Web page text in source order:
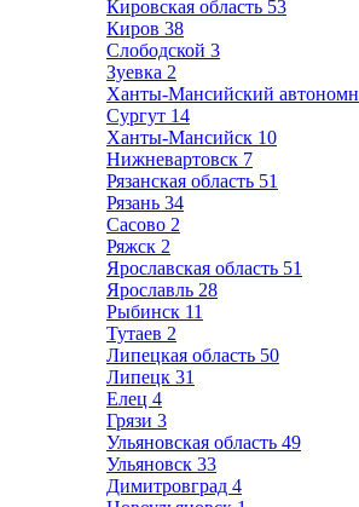
Кировская область 53
Киров 38
Слободской 3
Зуевка 2
Ханты-Мансийский
Сургут 14
Ханты-Мансийск 10
Нижневартовск 7
Рязанская область 51
Рязань 34
Сасово 2
Ряжск 2
Ярославская область 51
Ярославль 28
Рыбинск 11
Тутаев 2
Липецкая область 50
Липецк 31
Елец 4
Грязи 3
Ульяновская область 49
Ульяновск 33
Димитровград 4